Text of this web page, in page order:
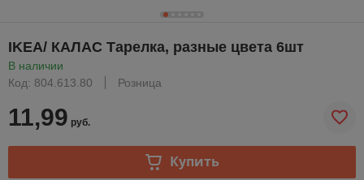
IKEA/ КАЛАС Тарелка, разные цвета 6шт
В наличии
Код: 804.613.80
Розница
11,99 руб.
Купить